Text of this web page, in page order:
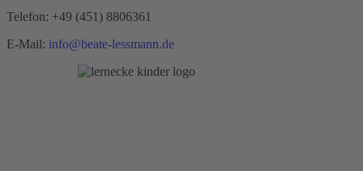
Telefon: +49 (451) 8806361
E-Mail: info@beate-lessmann.de